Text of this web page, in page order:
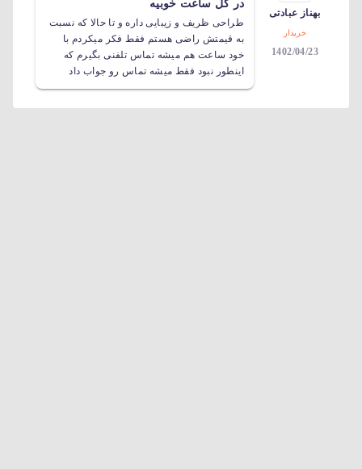
بهناز عبادتی
خریدار
1402/04/23
در کل ساعت خوبیه
طراحی ظریف و زیبایی داره و تا حالا که نسبت
به قیمتش راضی هستم فقط فکر میکردم با
خود ساعت هم میشه تماس تلفنی بگیرم که
اینطور نبود فقط میشه تماس رو جواب داد